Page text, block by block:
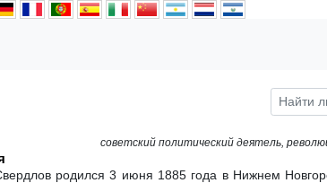
советский политический деятель,
родился 3 июня 1885 года в Нижнем